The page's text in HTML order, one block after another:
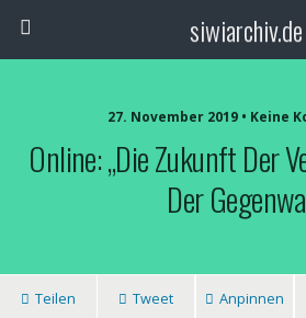
siwiarchiv.de
27. November 2019 • Keine
Online: „Die Zukunft Der
Der
Teilen Tweet Anpinnen